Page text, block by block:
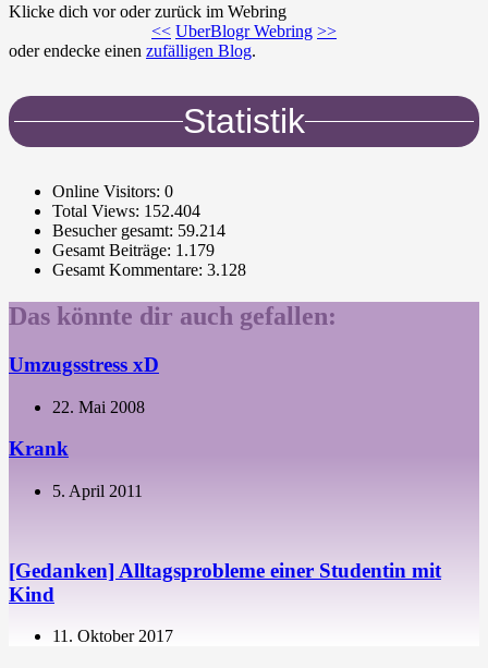
Klicke dich vor oder zurück im Webring
<< UberBlogr Webring >>
oder endecke einen zufälligen Blog.
Statistik
Online Visitors: 0
Total Views: 152.404
Besucher gesamt: 59.214
Gesamt Beiträge: 1.179
Gesamt Kommentare: 3.128
Das könnte dir auch gefallen:
Umzugsstress xD
22. Mai 2008
Krank
5. April 2011
[Gedanken] Alltagsprobleme einer Studentin mit
Kind
11. Oktober 2017